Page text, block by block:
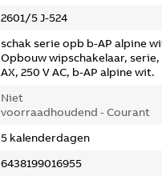
2601/5 J-524
schak serie opb b-AP alpine
Opbouw wipschakelaar, serie,
AX, 250 V AC, b-AP alpine wit.
Niet
voorraadhoudend - Courant
5 kalenderdagen
6438199016955